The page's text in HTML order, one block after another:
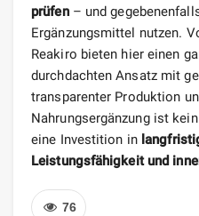
prüfen– und
Ergänzungsmittel nutzen.
Reakiro bieten hier einen
durchdachten Ansatz mit
transparenter Produktion
Nahrungsergänzung ist
eine Investition in
Leistungsfähigkeit und
76